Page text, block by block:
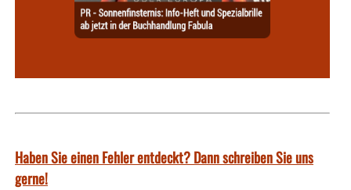
Haben Sie einen Fehler entdeckt? Dann schreiben Sie uns
gerne!